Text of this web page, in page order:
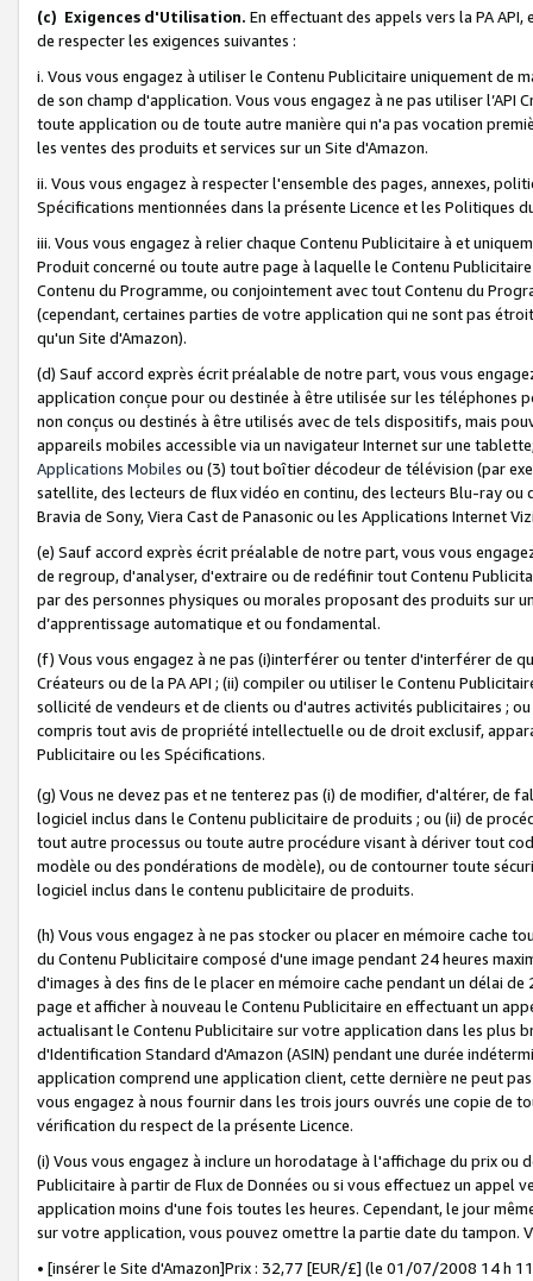
(c) Exigences d'Utilisation. En effectuant des appels vers la PA
de respecter les exigences suivantes :
i. Vous vous engagez à utiliser le Contenu Publicitaire uniquement de
de son champ d'application. Vous vous engagez à ne pas utiliser l’API
toute application ou de toute autre manière qui n'a pas vocation
les ventes des produits et services sur un Site d'Amazon.
ii. Vous vous engagez à respecter l'ensemble des pages, annexes,
Spécifications mentionnées dans la présente Licence et les Politiques
iii. Vous vous engagez à relier chaque Contenu Publicitaire à et
Produit concerné ou toute autre page à laquelle le Contenu
Contenu du Programme, ou conjointement avec tout Contenu du
(cependant, certaines parties de votre application qui ne sont pas
qu'un Site d'Amazon).
(d) Sauf accord exprès écrit préalable de notre part, vous vous
application conçue pour ou destinée à être utilisée sur les téléphones
non conçus ou destinés à être utilisés avec de tels dispositifs, mais
appareils mobiles accessible via un navigateur Internet sur une
Applications Mobiles ou (3) tout boîtier décodeur de télévision (par
satellite, des lecteurs de flux vidéo en continu, des lecteurs Blu-ray
Bravia de Sony, Viera Cast de Panasonic ou les Applications Internet
(e) Sauf accord exprès écrit préalable de notre part, vous vous
de regroup, d'analyser, d'extraire ou de redéfinir tout Contenu
par des personnes physiques ou morales proposant des produits sur
d’apprentissage automatique et ou fondamental.
(f) Vous vous engagez à ne pas (i)interférer ou tenter d'interférer de
Créateurs ou de la PA API ; (ii) compiler ou utiliser le Contenu
sollicité de vendeurs et de clients ou d'autres activités publicitaires ;
compris tout avis de propriété intellectuelle ou de droit exclusif,
Publicitaire ou les Spécifications.
(g) Vous ne devez pas et ne tenterez pas (i) de modifier, d'altérer, de
logiciel inclus dans le Contenu publicitaire de produits ; ou (ii) de
tout autre processus ou toute autre procédure visant à dériver tout
modèle ou des pondérations de modèle), ou de contourner toute
logiciel inclus dans le contenu publicitaire de produits.
(h) Vous vous engagez à ne pas stocker ou placer en mémoire cache
du Contenu Publicitaire composé d'une image pendant 24 heures
d'images à des fins de le placer en mémoire cache pendant un délai
page et afficher à nouveau le Contenu Publicitaire en effectuant un
actualisant le Contenu Publicitaire sur votre application dans les plus
d'Identification Standard d'Amazon (ASIN) pendant une durée
application comprend une application client, cette dernière ne peut
vous engagez à nous fournir dans les trois jours ouvrés une copie de
vérification du respect de la présente Licence.
(i) Vous vous engagez à inclure un horodatage à l'affichage du prix
Publicitaire à partir de Flux de Données ou si vous effectuez un appel
application moins d'une fois toutes les heures. Cependant, le jour
sur votre application, vous pouvez omettre la partie date du tampon.
• [insérer le Site d'Amazon]Prix : 32,77 [EUR/£] (le 01/07/2008 14 h